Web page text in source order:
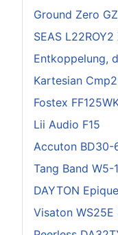
Ground Zero
SEAS L22ROY2
Entkoppelung,
Kartesian
Fostex
Lii Audio F15
Accuton BD30-
Tang Band W5-
DAYTON
Visaton WS25E